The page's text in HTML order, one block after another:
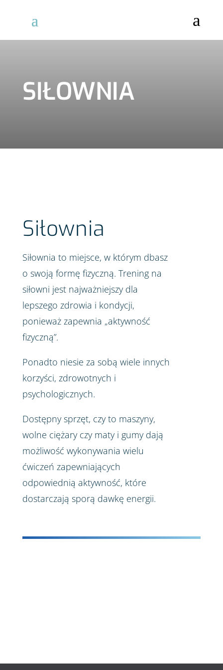
a
SIŁOWNIA
Siłownia
Siłownia to miejsce, w którym dbasz
o swoją formę fizyczną. Trening na
siłowni jest najważniejszy dla
lepszego zdrowia i kondycji,
ponieważ zapewnia „aktywność
fizyczną”.
Ponadto niesie za sobą wiele innych
korzyści, zdrowotnych i
psychologicznych.
Dostępny sprzęt, czy to maszyny,
wolne ciężary czy maty i gumy dają
możliwość wykonywania wielu
ćwiczeń zapewniających
odpowiednią aktywność, które
dostarczają sporą dawkę energii.